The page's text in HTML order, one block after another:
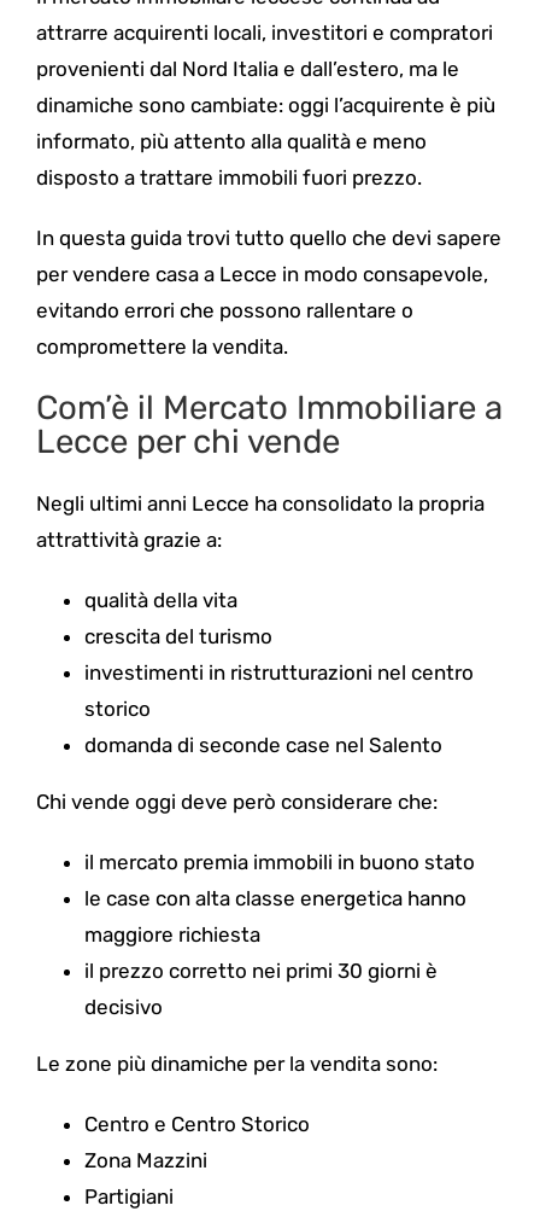
attrarre acquirenti locali, investitori e compratori
provenienti dal Nord Italia e dall’estero, ma le
dinamiche sono cambiate: oggi l’acquirente è più
informato, più attento alla qualità e meno
disposto a trattare immobili fuori prezzo.
In questa guida trovi tutto quello che devi sapere
per vendere casa a Lecce in modo consapevole,
evitando errori che possono rallentare o
compromettere la vendita.
Com’è il Mercato Immobiliare a
Lecce per chi vende
Negli ultimi anni Lecce ha consolidato la propria
attrattività grazie a:
qualità della vita
crescita del turismo
investimenti in ristrutturazioni nel centro
storico
domanda di seconde case nel Salento
Chi vende oggi deve però considerare che:
il mercato premia immobili in buono stato
le case con alta classe energetica hanno
maggiore richiesta
il prezzo corretto nei primi 30 giorni è
decisivo
Le zone più dinamiche per la vendita sono:
Centro e Centro Storico
Zona Mazzini
Partigiani